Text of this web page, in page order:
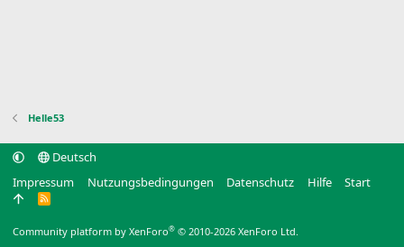
Helle53
Deutsch
Impressum
Nutzungsbedingungen Datenschutz Hilfe Start
R
Community platform by XenForo® © 2010-2026 XenForo Ltd.